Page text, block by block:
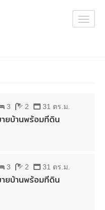
3 2 31 ตร.ม.
ยบ้านพร้อมที่ดิน
3 2 31 ตร.ม.
ยบ้านพร้อมที่ดิน